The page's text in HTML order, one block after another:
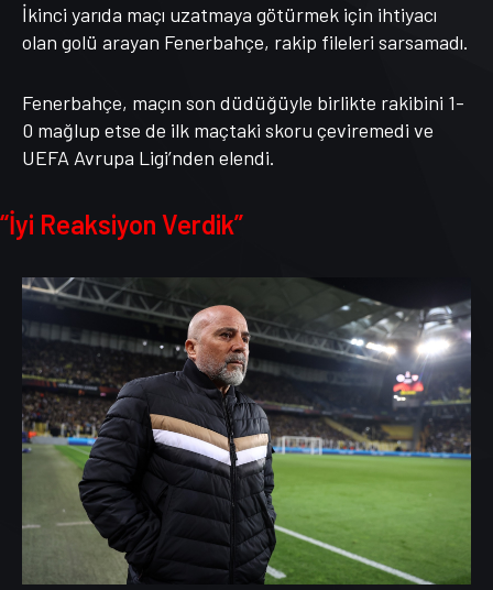
İkinci yarıda maçı uzatmaya götürmek için ihtiyacı
olan golü arayan Fenerbahçe, rakip fileleri sarsamadı.
Fenerbahçe, maçın son düdüğüyle birlikte rakibini 1-
0 mağlup etse de ilk maçtaki skoru çeviremedi ve
UEFA Avrupa Ligi’nden elendi.
“İyi Reaksiyon Verdik”